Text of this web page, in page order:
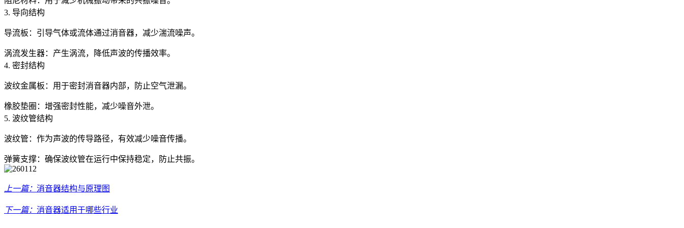
3. 导向结构
导流板：引导气体或流体通过消音器，减少湍流噪声。
涡流发生器：产生涡流，降低声波的传播效率。
4. 密封结构
波纹金属板：用于密封消音器内部，防止空气泄漏。
橡胶垫圈：增强密封性能，减少噪音外泄。
5. 波纹管结构
波纹管：作为声波的传导路径，有效减少噪音传播。
弹簧支撑：确保波纹管在运行中保持稳定，防止共振。
上一篇： 消音器结构与原理图
下一篇： 消音器适用于哪些行业